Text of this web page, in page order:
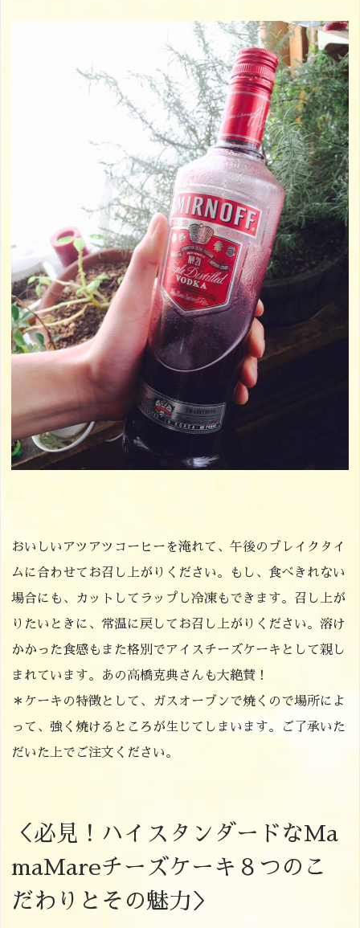
おいしいアツアツコーヒーを淹れて、午後のブレイクタイ
ムに合わせてお召し上がりください。もし、食べきれない
場合にも、カットしてラップし冷凍もできます。召し上が
りたいときに、常温に戻してお召し上がりください。溶け
かかった食感もまた格別でアイスチーズケーキとして親し
まれています。あの高橋克典さんも大絶賛！
＊ケーキの特徴として、ガスオーブンで焼くので場所によ
って、強く焼けるところが生じてしまいます。ご了承いた
だいた上でご注文ください。
＜必見！ハイスタンダードなMa
maMareチーズケーキ８つのこ
だわりとその魅力＞